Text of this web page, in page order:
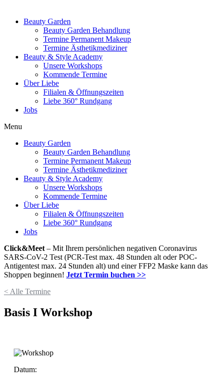
Beauty Garden
Beauty Garden Behandlung
Termine Permanent Makeup
Termine Ästhetikmediziner
Beauty & Style Academy
Unsere Workshops
Kommende Termine
Über Liebe
Filialen & Öffnungszeiten
Liebe 360° Rundgang
Jobs
Menu
Beauty Garden
Beauty Garden Behandlung
Termine Permanent Makeup
Termine Ästhetikmediziner
Beauty & Style Academy
Unsere Workshops
Kommende Termine
Über Liebe
Filialen & Öffnungszeiten
Liebe 360° Rundgang
Jobs
Click&Meet – Mit Ihrem persönlichen negativen Coronavirus
SARS-CoV-2 Test (PCR-Test max. 48 Stunden alt oder POC-
Antigentest max. 24 Stunden alt) und einer FFP2 Maske kann das
Shoppen beginnen! Jetzt Termin buchen >>
< Alle Termine
Basis I Workshop
Datum: